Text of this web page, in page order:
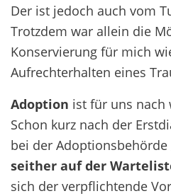
Der ist jedoch auch vom
Trotzdem war allein die
Konservierung für mich
Aufrechterhalten eines
Adoption ist für uns nach
Schon kurz nach der
bei der
seither auf der
sich der verpflichtende